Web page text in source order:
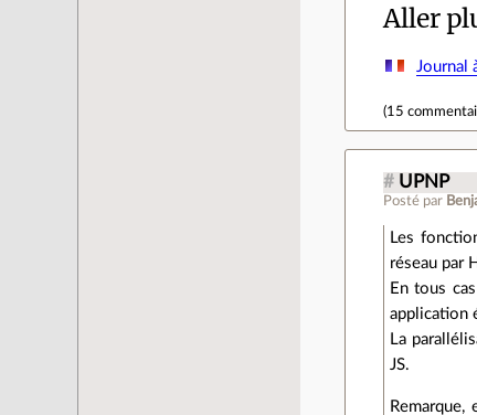
Aller
Journal
(15
# UPNP
Posté par
Les
réseau par
En tous
application
La
JS.